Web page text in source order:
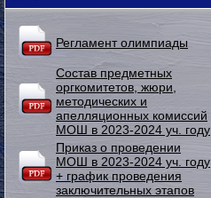
Регламент олимпиады
Состав предметных
оргкомитетов, жюри,
методических и
апелляционных комиссий
МОШ в 2023-2024 уч. году
Приказ о проведении
МОШ в 2023-2024 уч. году
+ график проведения
заключительных этапов